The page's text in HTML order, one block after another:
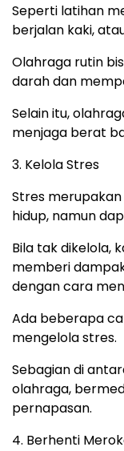
Seperti latihan
berjalan kaki,
Olahraga rutin
darah dan
Selain itu,
menjaga berat
3. Kelola Stres
Stres
hidup, namun
Bila tak dikelola,
memberi
dengan cara
Ada beberapa
mengelola stres.
Sebagian di
olahraga,
pernapasan.
4. Berhenti